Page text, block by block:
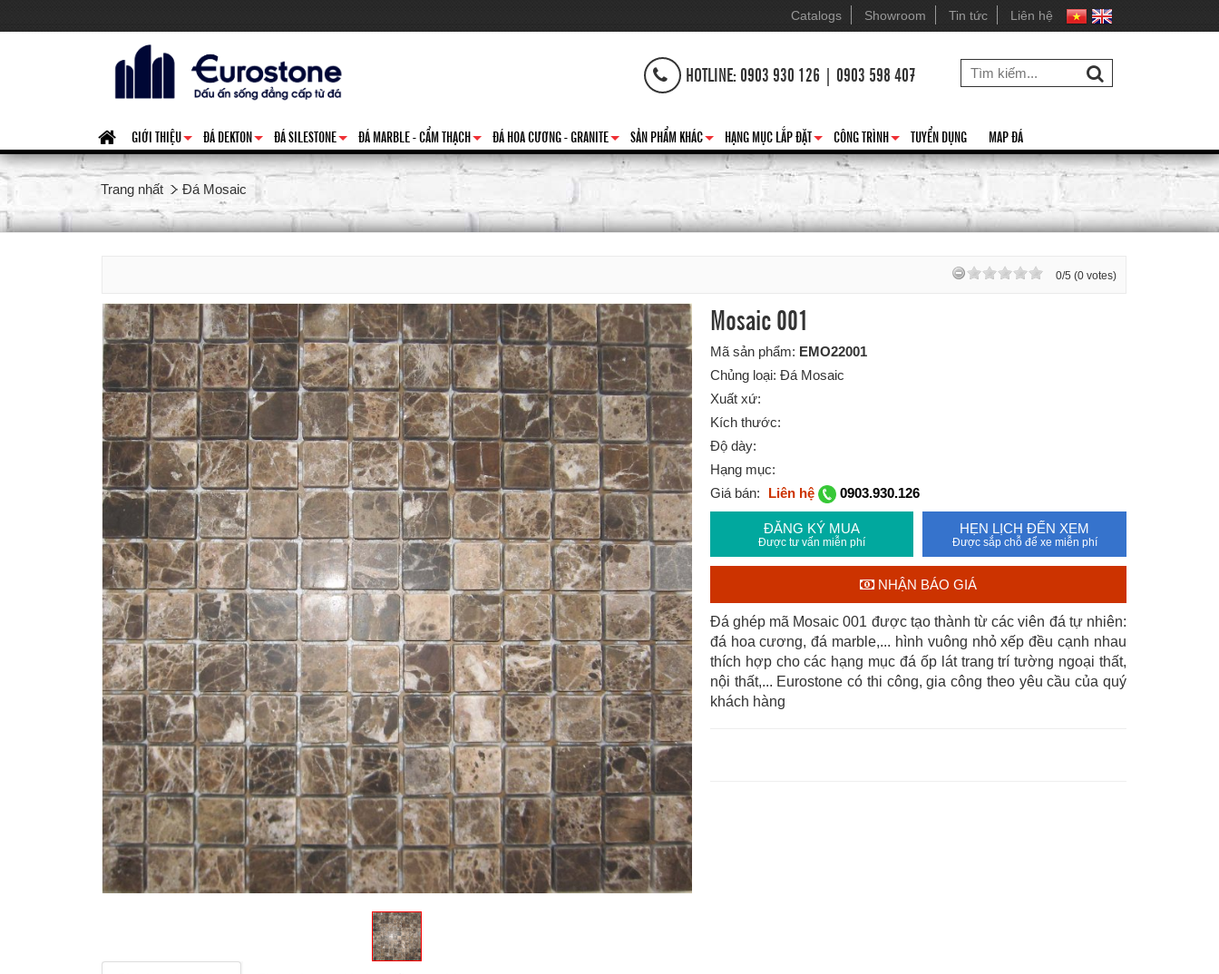
Catalogs Showroom Tin tức Liên hệ
HOTLINE: 0903 930 126 | 0903 598 407
+
GIỚI THIỆU
+
ĐÁ DEKTON
+
ĐÁ SILESTONE
+
ĐÁ MARBLE - CẨM THẠCH
+
ĐÁ HOA CƯƠNG - GRANITE
+
SẢN PHẨM KHÁC
+
HẠNG MỤC LẮP ĐẶT
+
CÔNG TRÌNH TUYỂN DỤNG MAP ĐÁ
Trang nhất Đá Mosaic
0/5 (0 votes)
Mosaic 001
Mã sản phẩm: EMO22001
Chủng loại: Đá Mosaic
Xuất xứ:
Kích thước:
Độ dày:
Hạng mục:
Giá bán:
Liên hệ 0903.930.126
ĐĂNG KÝ MUA
Được tư vấn miễn phí
HẸN LỊCH ĐẾN XEM
Được sắp chỗ để xe miễn phí
NHẬN BÁO GIÁ
Đá ghép mã Mosaic 001 được tạo thành từ các viên đá tự nhiên:
đá hoa cương, đá marble,... hình vuông nhỏ xếp đều cạnh nhau
thích hợp cho các hạng mục đá ốp lát trang trí tường ngoại thất,
nội thất,... Eurostone có thi công, gia công theo yêu cầu của quý
khách hàng